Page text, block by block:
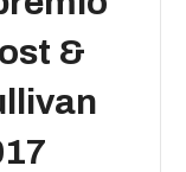
&